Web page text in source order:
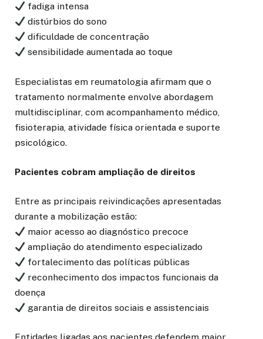
fadiga intensa
distúrbios do sono
dificuldade de concentração
sensibilidade aumentada ao toque
Especialistas em reumatologia afirmam que o
tratamento normalmente envolve abordagem
multidisciplinar, com acompanhamento médico,
fisioterapia, atividade física orientada e suporte
psicológico.
Pacientes cobram ampliação de direitos
Entre as principais reivindicações apresentadas
durante a mobilização estão:
maior acesso ao diagnóstico precoce
ampliação do atendimento especializado
fortalecimento das políticas públicas
reconhecimento dos impactos funcionais da
doença
garantia de direitos sociais e assistenciais